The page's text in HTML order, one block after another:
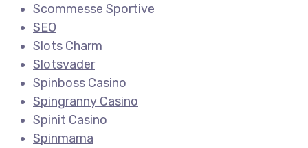
Scommesse Sportive
SEO
Slots Charm
Slotsvader
Spinboss Casino
Spingranny Casino
Spinit Casino
Spinmama